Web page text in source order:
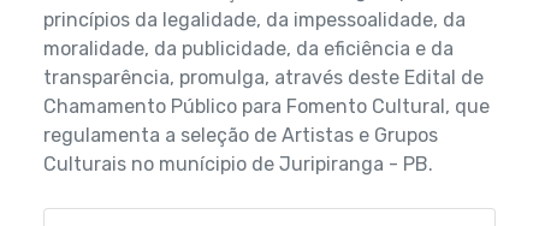
princípios da legalidade, da impessoalidade, da
moralidade, da publicidade, da eficiência e da
transparência, promulga, através deste Edital de
Chamamento Público para Fomento Cultural, que
regulamenta a seleção de Artistas e Grupos
Culturais no munícipio de Juripiranga - PB.